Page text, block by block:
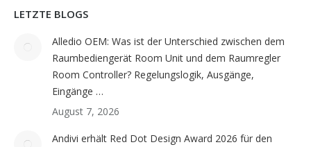
LETZTE BLOGS
Alledio OEM: Was ist der Unterschied zwischen dem
Raumbediengerät Room Unit und dem Raumregler
Room Controller? Regelungslogik, Ausgänge,
Eingänge …
August 7, 2026
Andivi erhält Red Dot Design Award 2026 für den